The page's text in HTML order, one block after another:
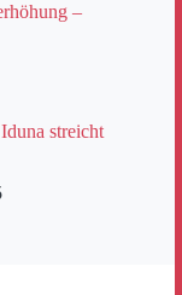
–
streicht